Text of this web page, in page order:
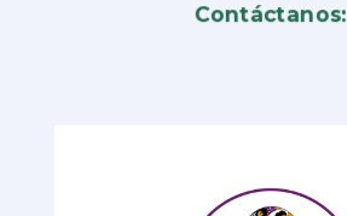
Contáctanos: